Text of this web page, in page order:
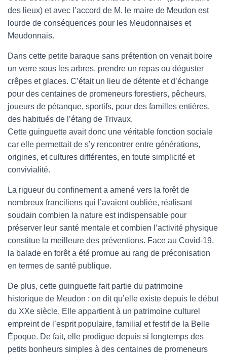
des lieux) et avec l’accord de M. le maire de Meudon est
lourde de conséquences pour les Meudonnaises et
Meudonnais.
Dans cette petite baraque sans prétention on venait boire
un verre sous les arbres, prendre un repas ou déguster
crêpes et glaces. C’était un lieu de détente et d’échange
pour des centaines de promeneurs forestiers, pêcheurs,
joueurs de pétanque, sportifs, pour des familles entières,
des habitués de l’étang de Trivaux.
Cette guinguette avait donc une véritable fonction sociale
car elle permettait de s’y rencontrer entre générations,
origines, et cultures différentes, en toute simplicité et
convivialité.
La rigueur du confinement a amené vers la forêt de
nombreux franciliens qui l’avaient oubliée, réalisant
soudain combien la nature est indispensable pour
préserver leur santé mentale et combien l’activité physique
constitue la meilleure des préventions. Face au Covid-19,
la balade en forêt a été promue au rang de préconisation
en termes de santé publique.
De plus, cette guinguette fait partie du patrimoine
historique de Meudon : on dit qu’elle existe depuis le début
du XXe siècle. Elle appartient à un patrimoine culturel
empreint de l’esprit populaire, familial et festif de la Belle
Époque. De fait, elle prodigue depuis si longtemps des
petits bonheurs simples à des centaines de promeneurs